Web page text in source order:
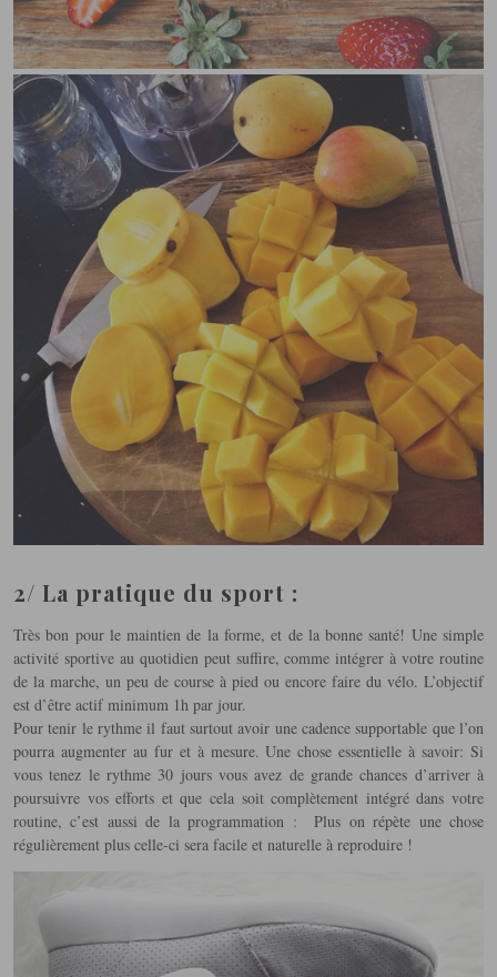
2/ La pratique du sport :
Très bon pour le maintien de la forme, et de la bonne santé! Une simple
activité sportive au quotidien peut suffire, comme intégrer à votre routine
de la marche, un peu de course à pied ou encore faire du vélo. L’objectif
est d’être actif minimum 1h par jour.
Pour tenir le rythme il faut surtout avoir une cadence supportable que l’on
pourra augmenter au fur et à mesure. Une chose essentielle à savoir: Si
vous tenez le rythme 30 jours vous avez de grande chances d’arriver à
poursuivre vos efforts et que cela soit complètement intégré dans votre
routine, c’est aussi de la programmation : Plus on répète une chose
régulièrement plus celle-ci sera facile et naturelle à reproduire !